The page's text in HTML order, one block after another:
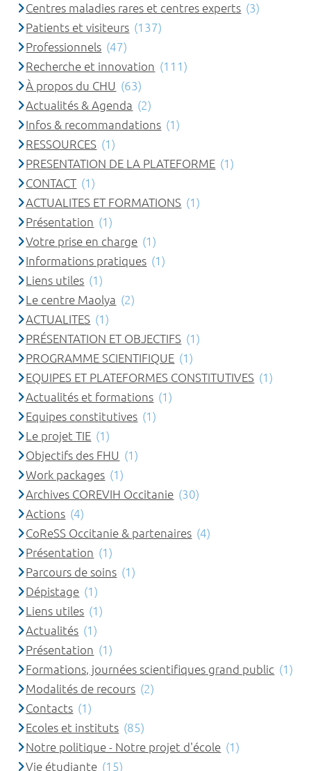
Centres maladies rares et centres experts (3)
Patients et visiteurs (137)
Professionnels (47)
Recherche et innovation (111)
À propos du CHU (63)
Actualités & Agenda (2)
Infos & recommandations (1)
RESSOURCES (1)
PRESENTATION DE LA PLATEFORME (1)
CONTACT (1)
ACTUALITES ET FORMATIONS (1)
Présentation (1)
Votre prise en charge (1)
Informations pratiques (1)
Liens utiles (1)
Le centre Maolya (2)
ACTUALITES (1)
PRÉSENTATION ET OBJECTIFS (1)
PROGRAMME SCIENTIFIQUE (1)
EQUIPES ET PLATEFORMES CONSTITUTIVES (1)
Actualités et formations (1)
Equipes constitutives (1)
Le projet TIE (1)
Objectifs des FHU (1)
Work packages (1)
Archives COREVIH Occitanie (30)
Actions (4)
CoReSS Occitanie & partenaires (4)
Présentation (1)
Parcours de soins (1)
Dépistage (1)
Liens utiles (1)
Actualités (1)
Présentation (1)
Formations, journées scientifiques grand public (1)
Modalités de recours (2)
Contacts (1)
Ecoles et instituts (85)
Notre politique - Notre projet d'école (1)
Vie étudiante (15)